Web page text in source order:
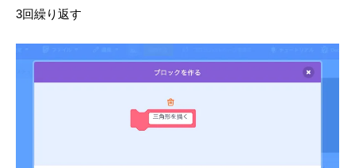
3回繰り返す